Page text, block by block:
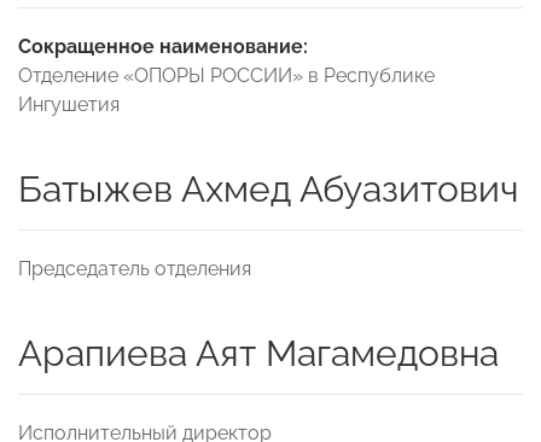
Сокращенное наименование:
Отделение «ОПОРЫ РОССИИ» в Республике
Ингушетия
Батыжев Ахмед Абуазитович
Председатель отделения
Арапиева Аят Магамедовна
Исполнительный директор